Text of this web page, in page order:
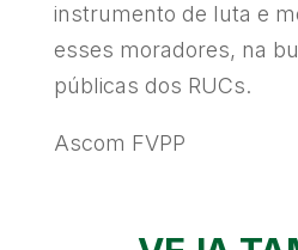
instrumento de luta e
esses moradores, na
públicas dos RUCs.
Ascom FVPP